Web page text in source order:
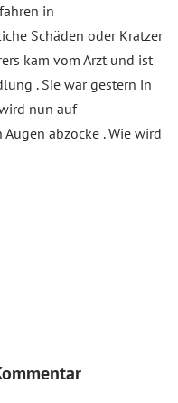
in
Schäden oder Kratzer
kam vom Arzt und ist
. Sie war gestern in
nun auf
abzocke . Wie wird